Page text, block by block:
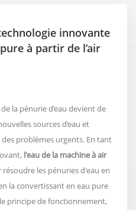
innovante
à partir de l’air
la pénurie d’eau devient de
sources d’eau et
problèmes urgents. En tant
l'eau de la machine à air
les pénuries d'eau en
la convertissant en eau pure
principe de fonctionnement,